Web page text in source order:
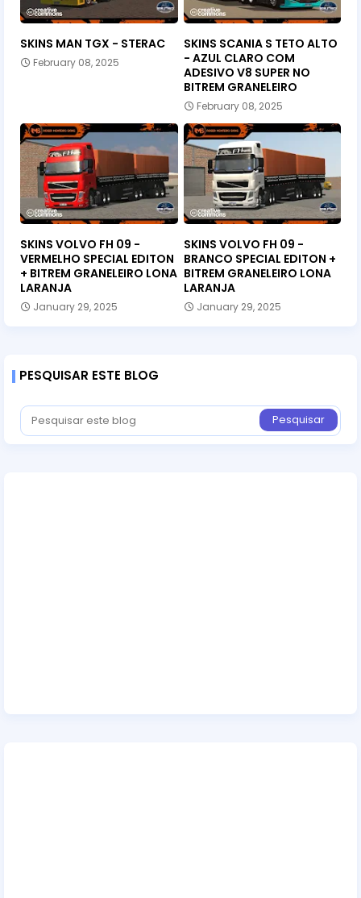
SKINS MAN TGX - STERAC
February 08, 2025
SKINS SCANIA S TETO ALTO
- AZUL CLARO COM
ADESIVO V8 SUPER NO
BITREM GRANELEIRO
February 08, 2025
SKINS VOLVO FH 09 -
VERMELHO SPECIAL EDITON
+ BITREM GRANELEIRO LONA
LARANJA
January 29, 2025
SKINS VOLVO FH 09 -
BRANCO SPECIAL EDITON +
BITREM GRANELEIRO LONA
LARANJA
January 29, 2025
PESQUISAR ESTE BLOG